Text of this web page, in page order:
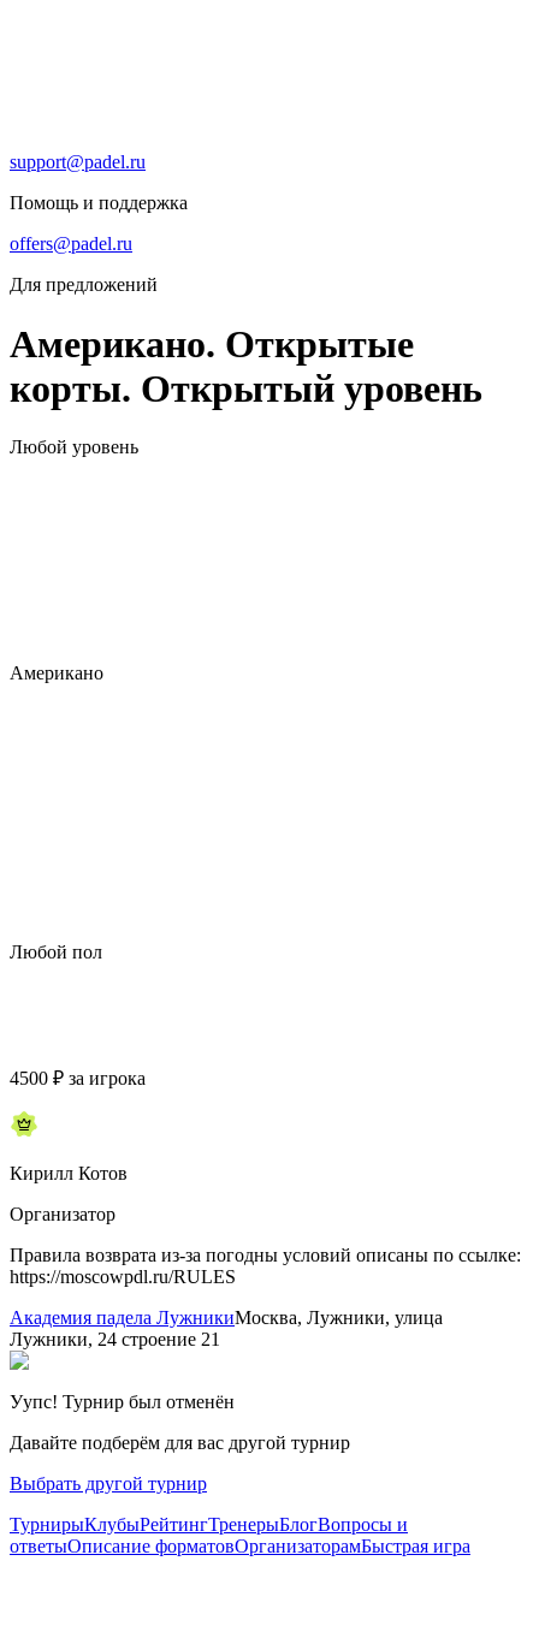
support@padel.ru
Помощь и поддержка
offers@padel.ru
Для предложений
Американо. Открытые
корты. Открытый уровень
Любой уровень
Американо
Любой пол
4500 ₽ за игрока
Кирилл Котов
Организатор
Правила возврата из-за погодны условий описаны по ссылке:
https://moscowpdl.ru/RULES
Академия падела ЛужникиМосква, Лужники, улица
Лужники, 24 строение 21
Уупс! Турнир был отменён
Давайте подберём для вас другой турнир
Выбрать другой турнир
ТурнирыКлубыРейтингТренерыБлогВопросы и
ответыОписание форматовОрганизаторамБыстрая игра